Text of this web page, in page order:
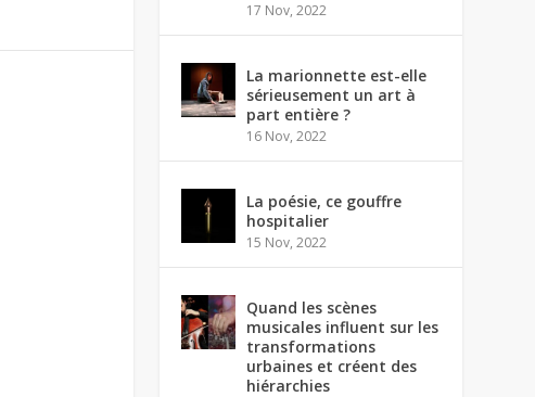
17 Nov, 2022
La marionnette est-elle
sérieusement un art à
part entière ?
16 Nov, 2022
La poésie, ce gouffre
hospitalier
15 Nov, 2022
Quand les scènes
musicales influent sur les
transformations
urbaines et créent des
hiérarchies